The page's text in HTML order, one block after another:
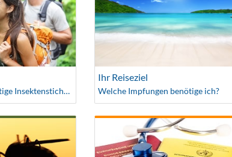
So verhindern Sie lästige Insektenstiche auf Ihrer Reise
Ihr Reiseziel
Welche Impfungen benötige ich?